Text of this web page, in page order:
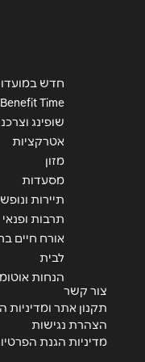
חדש
Benefit Time
שופינג
אטרקציות
מזון
מסעדות
תיירות ונופש
תרבות ופנאי
אורח חיים
לבית
הנחות
צור קשר
תקנון אתר ומדיניות
הצהרת נגישות
מדיניות הגנת